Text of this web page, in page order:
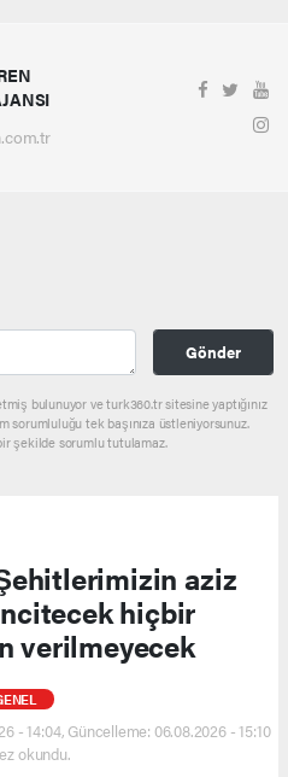
Gönder
bulunuyor ve turk360.tr sitesine yaptığınız
sorumluluğu tek başınıza üstleniyorsunuz.
şekilde sorumlu tutulamaz.
aziz
hiçbir
verilmeyecek
- 14:04, Güncelleme: 06.08.2026 - 15:10
okundu.